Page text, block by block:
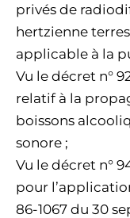
privés de
hertzienne
applicable à la
Vu le décret n°
relatif à la
boissons
sonore ;
Vu le décret n°
pour
86-1067 du 30